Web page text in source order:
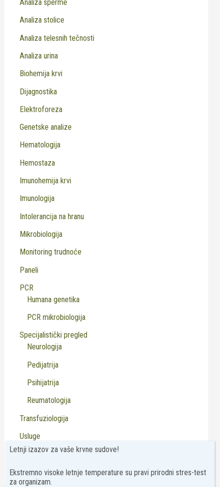
Analiza sperme
Analiza stolice
Analiza telesnih tečnosti
Analiza urina
Biohemija krvi
Dijagnostika
Elektroforeza
Genetske analize
Hematologija
Hemostaza
Imunohemija krvi
Imunologija
Intolerancija na hranu
Mikrobiologija
Monitoring trudnoće
Paneli
PCR
Humana genetika
PCR mikrobiologija
Specijalistički pregled
Neurologija
Pedijatrija
Psihijatrija
Reumatologija
Transfuziologija
Usluge
Virusologija
Letnji izazov za vaše krvne sudove!
Ekstremno visoke letnje temperature su pravi prirodni stres-test
za organizam.